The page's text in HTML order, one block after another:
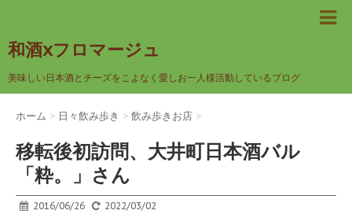
和酒xフロマージュ
美味しい日本酒とチーズをこよなく愛しお一人様活動しているブログ
ホーム > 日々飲み歩き > 飲み歩きお店 >
移転後初訪問、大井町日本酒バル
「粋。」さん
2016/06/26 2022/03/02